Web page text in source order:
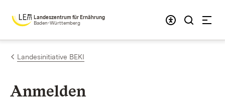
Zum Inhalt springen
Landeszentrum für Ernährung
Baden-Württemberg
Landesinitiative BEKI
Anmelden